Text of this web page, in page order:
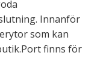
Innanför
som kan
finns för